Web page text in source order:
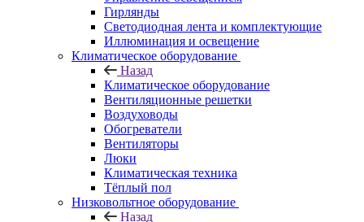
Гирлянды
Светодиодная лента и комплектующие
Иллюминация и освещение
Климатическое оборудование
Назад
Климатическое оборудование
Вентиляционные решетки
Воздуховоды
Обогреватели
Вентиляторы
Люки
Климатическая техника
Тёплый пол
Низковольтное оборудование
Назад